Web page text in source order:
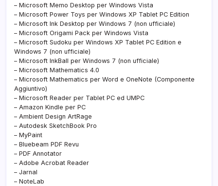
– Microsoft Memo Desktop per Windows Vista
– Microsoft Power Toys per Windows XP Tablet PC Edition
– Microsoft Ink Desktop per Windows 7 (non ufficiale)
– Microsoft Origami Pack per Windows Vista
– Microsoft Sudoku per Windows XP Tablet PC Edition e
Windows 7 (non ufficiale)
– Microsoft InkBall per Windows 7 (non ufficiale)
– Microsoft Mathematics 4.0
– Microsoft Mathematics per Word e OneNote (Componente
Aggiuntivo)
– Microsoft Reader per Tablet PC ed UMPC
– Amazon Kindle per PC
– Ambient Design ArtRage
– Autodesk SketchBook Pro
– MyPaint
– Bluebeam PDF Revu
– PDF Annotator
– Adobe Acrobat Reader
– Jarnal
– NoteLab